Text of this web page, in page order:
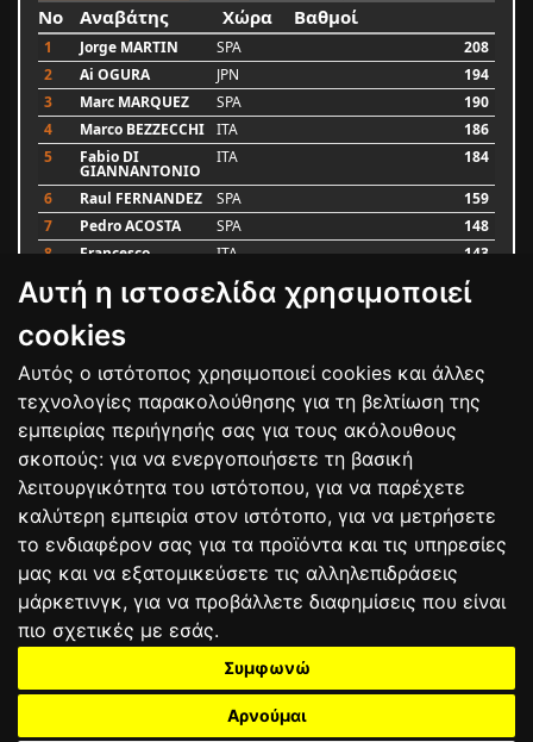
Αυτή η ιστοσελίδα χρησιμοποιεί
cookies
Αυτός ο ιστότοπος χρησιμοποιεί cookies και άλλες
τεχνολογίες παρακολούθησης για τη βελτίωση της
εμπειρίας περιήγησής σας για τους ακόλουθους
σκοπούς: για να ενεργοποιήσετε τη βασική
λειτουργικότητα του ιστότοπου, για να παρέχετε
καλύτερη εμπειρία στον ιστότοπο, για να μετρήσετε
το ενδιαφέρον σας για τα προϊόντα και τις υπηρεσίες
μας και να εξατομικεύσετε τις αλληλεπιδράσεις
μάρκετινγκ, για να προβάλλετε διαφημίσεις που είναι
πιο σχετικές με εσάς.
Συμφωνώ
Αρνούμαι
No Αναβάτης Χώρα Βαθμοί
1 Jorge MARTIN SPA
208
2
Ai OGURA JPN
194
3
Marc MARQUEZ SPA
190
4
Marco BEZZECCHI ITA
186
5
Fabio DI
GIANNANTONIO
ITA 184
6 Raul FERNANDEZ SPA
159
7
Pedro ACOSTA SPA
148
8
Francesco ITA 143
9 Alex MARQUEZ SPA
Luca MARINI
Bαθμολογία
ΟΡΟΙ ΧΡΗΣΗΣΠΟΛΙΤΙΚΗ ΠΡΟΣΤΑΣΙΑΣ
ΑΓΩΝΕΣΑΠΟΤΕΛΕΣΜΑΤΑΑΓΟΡΑ